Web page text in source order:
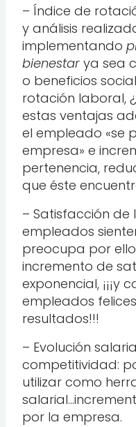
– Índice de
y análisis
implementando
bienestar ya sea
o beneficios
rotación laboral,
estas ventajas
el empleado «se
empresa» e
pertenencia,
que éste
– Satisfacción de
empleados
preocupa por
incremento de
exponencial, ¡¡¡y
empleados
resultados!!!
– Evolución
competitividad:
utilizar como
por la empresa.